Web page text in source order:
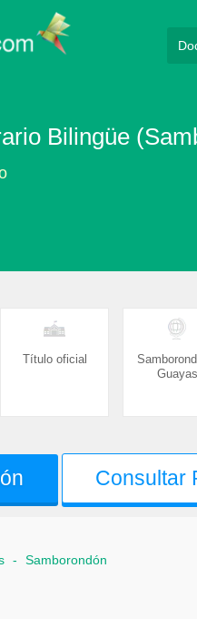
Bilingüe
Título oficial
Guayas
Consultar
- Samborondón